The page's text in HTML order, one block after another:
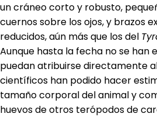
un cráneo corto y robusto,
cuernos sobre los ojos, y brazos
reducidos, aún más que los del
Aunque hasta la fecha no se han
puedan atribuirse directamente
científicos han podido hacer
tamaño corporal del animal y
huevos de otros terópodos de